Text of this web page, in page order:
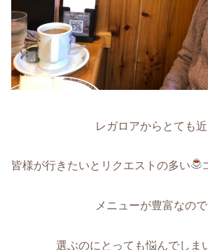
レガロアからとても近
皆様が行きたいとリクエストの多い
メニューが豊富なので
選ぶのにとっても悩んでしま